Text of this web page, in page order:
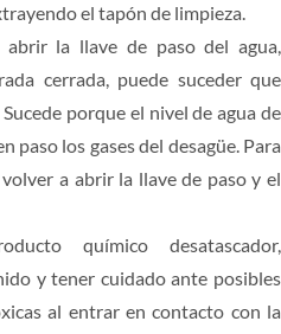
el tapón de limpieza.
la llave de paso del agua,
cerrada, puede suceder que
porque el nivel de agua de
paso los gases del desagüe. Para
a abrir la llave de paso y el
químico desatascador,
y tener cuidado ante posibles
al entrar en contacto con la